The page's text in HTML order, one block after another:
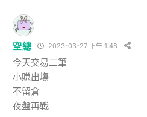
空總 2023-03-27 下午 1:48
今天交易二筆
小賺出塲
不留倉
夜盤再戰